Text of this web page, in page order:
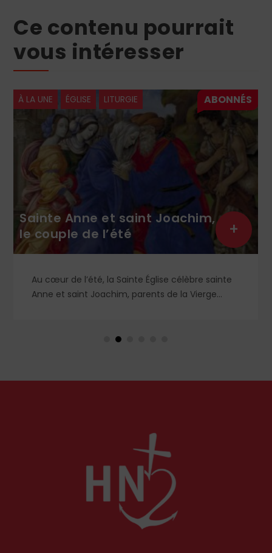
Ce contenu pourrait
vous intéresser
À LA UNE ÉGLISE LITURGIE
Sainte Anne et saint Joachim,
le couple de l’été
Au cœur de l’été, la Sainte Église célèbre sainte
Anne et saint Joachim, parents de la Vierge
en Orient qu’en Occident, célèbre par sa piété
+